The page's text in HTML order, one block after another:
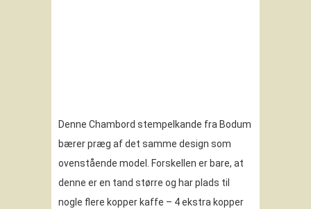
Denne Chambord stempelkande fra Bodum
bærer præg af det samme design som
ovenstående model. Forskellen er bare, at
denne er en tand større og har plads til
nogle flere kopper kaffe – 4 ekstra kopper